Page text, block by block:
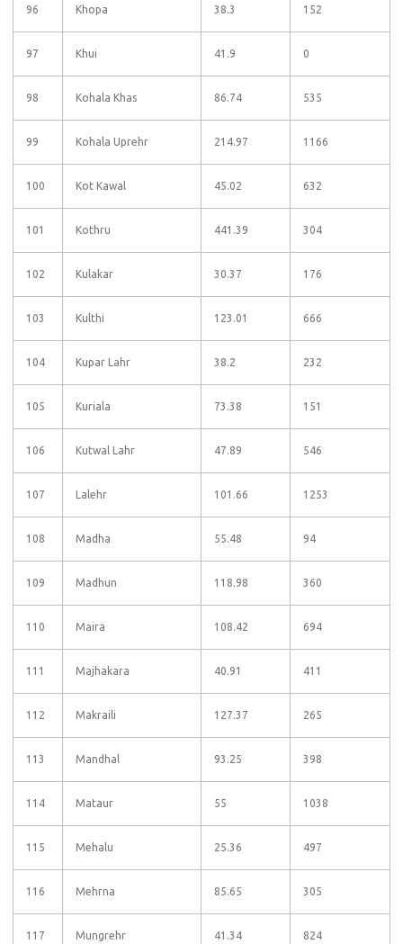
96 Khopa 38.3 152
97 Khui 41.9 0
98 Kohala Khas 86.74 535
99 Kohala Uprehr 214.97 1166
100 Kot Kawal 45.02 632
101 Kothru 441.39 304
102 Kulakar 30.37 176
103 Kulthi 123.01 666
104 Kupar Lahr 38.2 232
105 Kuriala 73.38 151
106 Kutwal Lahr 47.89 546
107 Lalehr 101.66 1253
108 Madha 55.48 94
109 Madhun 118.98 360
110 Maira 108.42 694
111 Majhakara 40.91 411
112 Makraili 127.37 265
113 Mandhal 93.25 398
114 Mataur 55 1038
115 Mehalu 25.36 497
116 Mehrna 85.65 305
117 Mungrehr 41.34 824